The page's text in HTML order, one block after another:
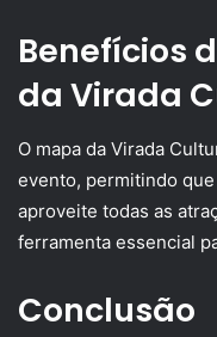
Benefícios
da Virada
O mapa da Virada
evento, permitindo
aproveite todas as
ferramenta essencial
Conclusão